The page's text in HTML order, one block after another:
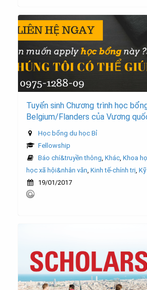
Tuyển sinh Chương trình học
Belgium/Flanders của Vương
Học bổng du học Bỉ
Fellowship
Báo chí&truyền thông, Khác, Khoa
học xã hội&nhân văn, Kinh tế-chính trị,
19/01/2017